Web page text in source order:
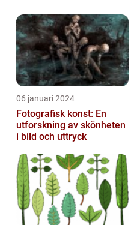
06 januari 2024
Fotografisk konst: En
utforskning av skönheten
i bild och uttryck